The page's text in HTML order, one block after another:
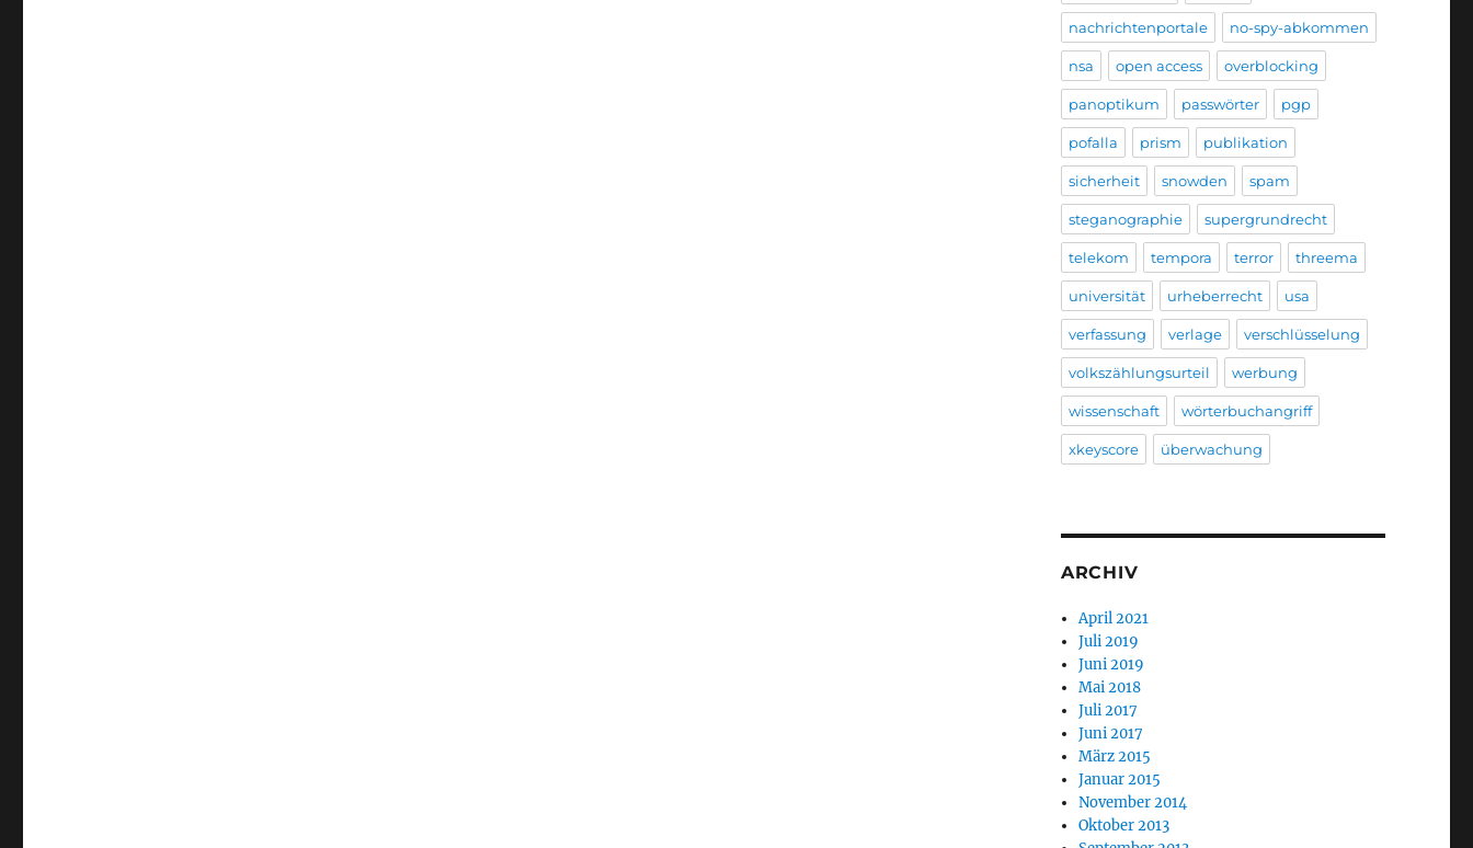
nachrichtenportale no-spy-abkommen
nsa open access overblocking
panoptikum passwörter pgp
pofalla prism publikation
sicherheit snowden spam
steganographie supergrundrecht
telekom tempora terror threema
universität urheberrecht usa
verfassung verlage verschlüsselung
volkszählungsurteil werbung
wissenschaft wörterbuchangriff
xkeyscore überwachung
ARCHIV
April 2021
Juli 2019
Juni 2019
Mai 2018
Juli 2017
Juni 2017
März 2015
Januar 2015
November 2014
Oktober 2013